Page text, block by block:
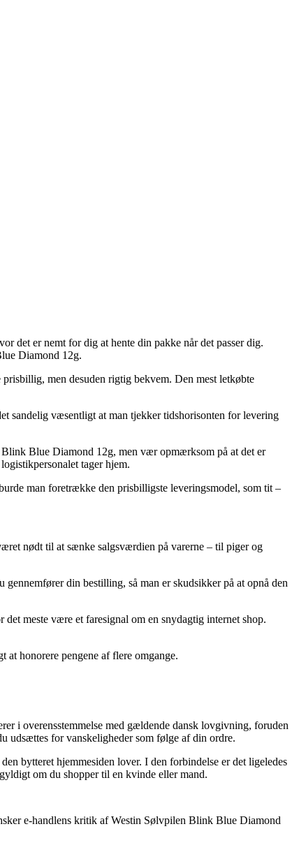
det er nemt for dig at hente din pakke når det passer dig.
Diamond 12g.
men desuden rigtig bekvem. Den mest letkøbte
sandelig væsentligt at man tjekker tidshorisonten for levering
Blue Diamond 12g, men vær opmærksom på at det er
tager hjem.
man foretrække den prisbilligste leveringsmodel, som tit –
nødt til at sænke salgsværdien på varerne – til piger og
din bestilling, så man er skudsikker på at opnå den
meste være et faresignal om en snydagtig internet shop.
honorere pengene af flere omgange.
i overensstemmelse med gældende dansk lovgivning, foruden
udsættes for vanskeligheder som følge af din ordre.
bytteret hjemmesiden lover. I den forbindelse er det ligeledes
om du shopper til en kvinde eller mand.
e-handlens kritik af Westin Sølvpilen Blink Blue Diamond